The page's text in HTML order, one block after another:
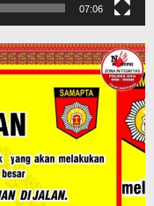
07:06